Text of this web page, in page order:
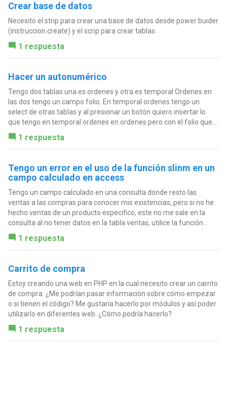
Crear base de datos
Necesito el strip para crear una base de datos desde power buider
(instruccion create) y el scrip para crear tablas .
1 respuesta
Hacer un autonumérico
Tengo dos tablas una es ordenes y otra es temporal Ordenes en
las dos tengo un campo folio. En temporal ordenes tengo un
select de otras tablas y al presionar un botón quiero insertar lo
que tengo en temporal ordenes en ordenes pero con el folio que...
1 respuesta
Tengo un error en el uso de la función slinm en un
campo calculado en access
Tengo un campo calculado en una consulta donde resto las
ventas a las compras para conocer mis existencias, pero si no he
hecho ventas de un producto especifico, este no me sale en la
consulta al no tener datos en la tabla ventas, utilice la función...
1 respuesta
Carrito de compra
Estoy creando una web en PHP en la cual necesito crear un carrito
de compra. ¿Me podrían pasar información sobre cómo empezar
o si tienen el código? Me gustaría hacerlo por módulos y así poder
utilizarlo en diferentes web. ¿Cómo podría hacerlo?
1 respuesta